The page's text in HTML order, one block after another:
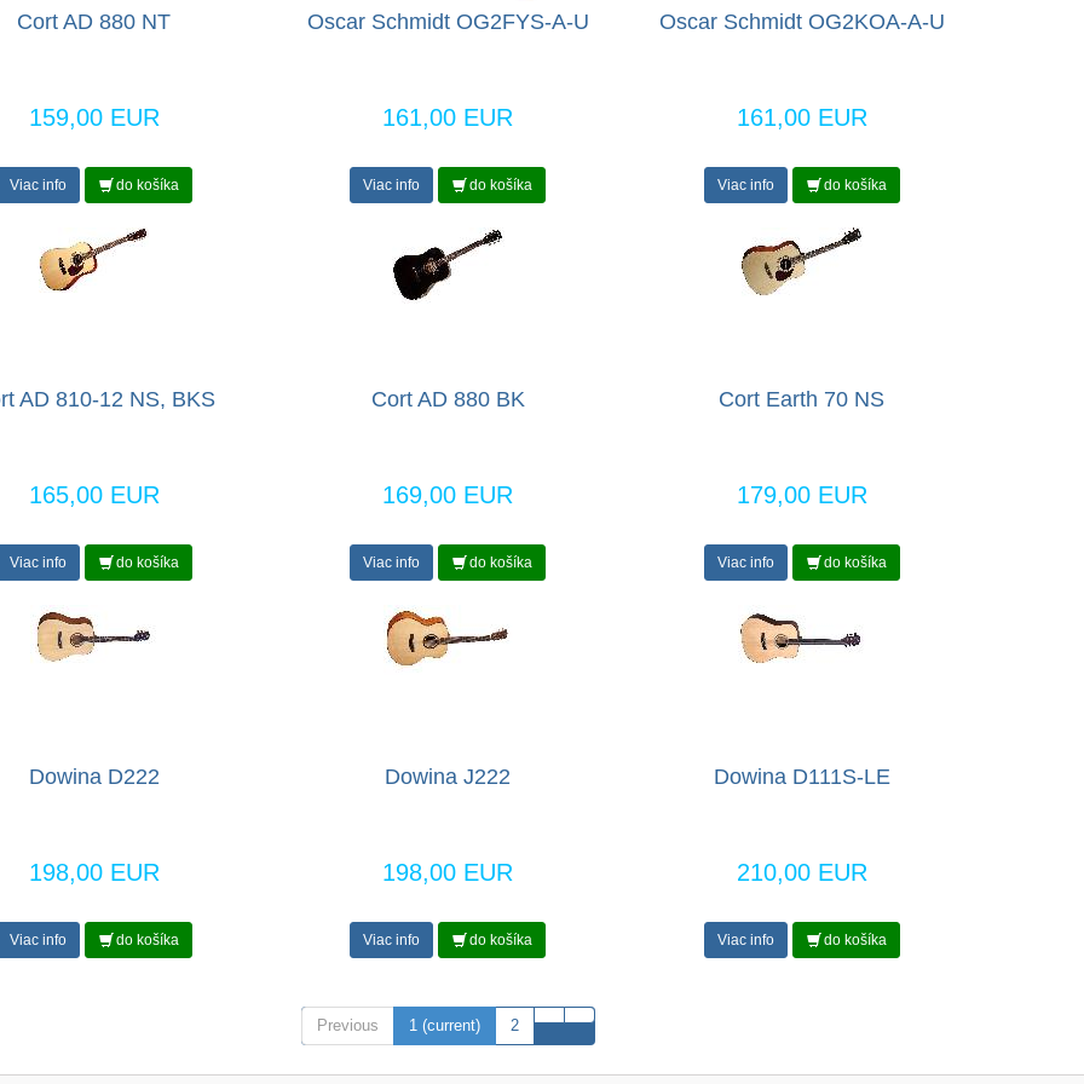
Cort AD 880 NT
159,00 EUR
Viac info do košíka
Oscar Schmidt OG2FYS-A-U
161,00 EUR
Viac info do košíka
Oscar Schmidt OG2KOA-A-U
161,00 EUR
Viac info do košíka
AD 810-12 NS, BKS
165,00 EUR
Viac info do košíka
Cort AD 880 BK
169,00 EUR
Viac info do košíka
Cort Earth 70 NS
179,00 EUR
Viac info do košíka
Dowina D222
198,00 EUR
Viac info do košíka
Dowina J222
198,00 EUR
Viac info do košíka
Dowina D111S-LE
210,00 EUR
Viac info do košíka
Previous 1(current) 2